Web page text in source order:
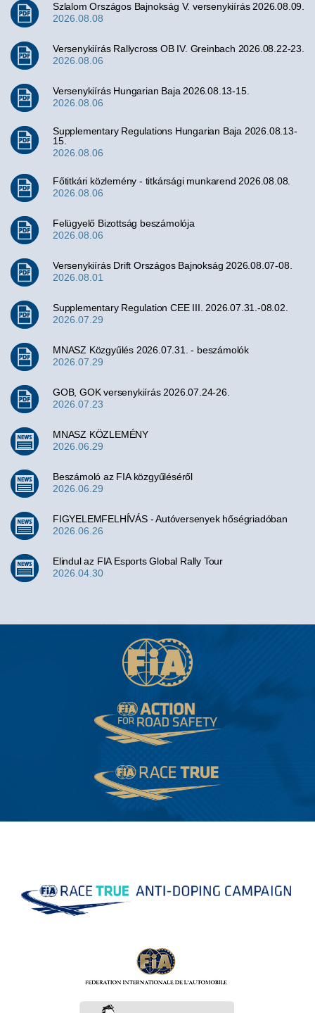
Szlalom Országos Bajnokság V. versenykiírás 2026.08.09.
2026.08.08
Versenykiírás Rallycross OB IV. Greinbach 2026.08.22-23.
2026.08.06
Versenykiírás Hungarian Baja 2026.08.13-15.
2026.08.06
Supplementary Regulations Hungarian Baja 2026.08.13-
15.
2026.08.06
Főtitkári közlemény - titkársági munkarend 2026.08.08.
2026.08.06
Felügyelő Bizottság beszámolója
2026.08.06
Versenykiírás Drift Országos Bajnokság 2026.08.07-08.
2026.08.01
Supplementary Regulation CEE III. 2026.07.31.-08.02.
2026.07.29
MNASZ Közgyűlés 2026.07.31. - beszámolók
2026.07.29
GOB, GOK versenykiírás 2026.07.24-26.
2026.07.23
MNASZ KÖZLEMÉNY
2026.06.29
Beszámoló az FIA közgyűléséről
2026.06.29
FIGYELEMFELHÍVÁS - Autóversenyek hőségriadóban
2026.06.26
Elindul az FIA Esports Global Rally Tour
2026.04.30